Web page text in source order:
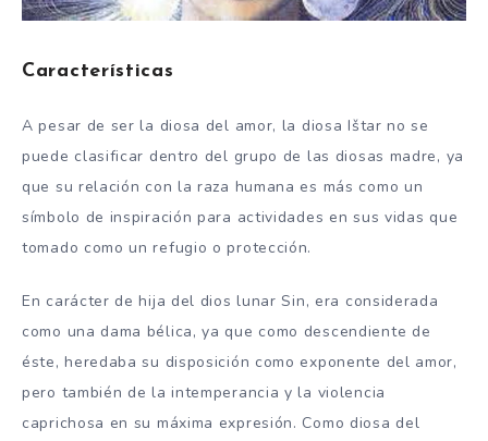
Características
A pesar de ser la diosa del amor, la diosa Ištar no se
puede clasificar dentro del grupo de las diosas madre, ya
que su relación con la raza humana es más como un
símbolo de inspiración para actividades en sus vidas que
tomado como un refugio o protección.
En carácter de hija del dios lunar Sin, era considerada
como una dama bélica, ya que como descendiente de
éste, heredaba su disposición como exponente del amor,
pero también de la intemperancia y la violencia
caprichosa en su máxima expresión. Como diosa del